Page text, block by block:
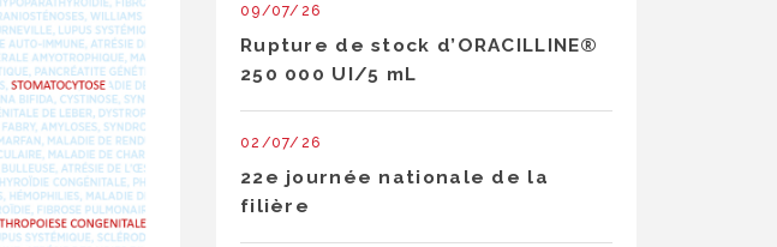
09/07/26
Rupture de stock d’ORACILLINE®
250 000 UI/5 mL
02/07/26
22e journée nationale de la
filière